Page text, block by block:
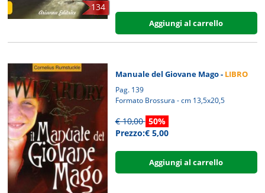
134
Aggiungi al carrello
Manuale del Giovane Mago - LIBRO
Pag. 139
Formato Brossura - cm 13,5x20,5
€ 10,00 50%
Prezzo:€ 5,00
Aggiungi al carrello